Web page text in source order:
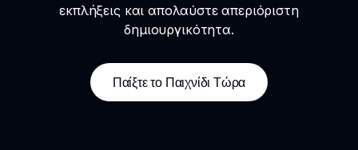
εκπλήξεις και απολαύστε απεριόριστη
δημιουργικότητα.
Παίξτε το Παιχνίδι Τώρα